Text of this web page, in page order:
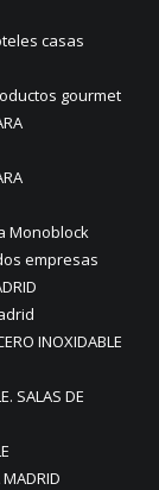
casas
gourmet
Monoblock
empresas
INOXIDABLE
SALAS DE
MADRID